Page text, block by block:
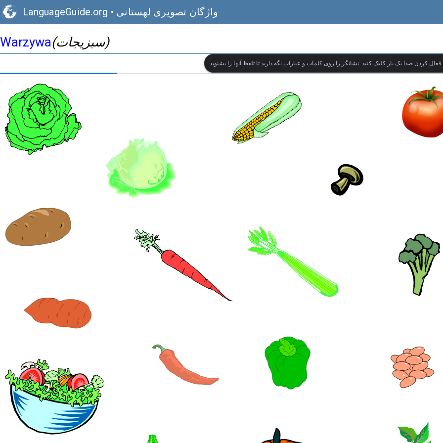
LanguageGuide.org • واژگان تصویری لهستانی
Warzywa (سبزیجات)